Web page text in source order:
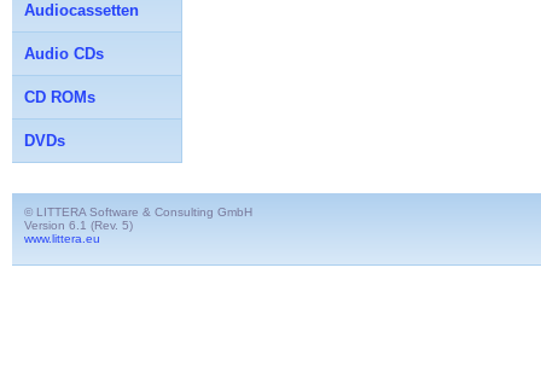
Audiocassetten
Audio CDs
CD ROMs
DVDs
© LITTERA Software & Consulting GmbH
Version 6.1 (Rev. 5)
www.littera.eu